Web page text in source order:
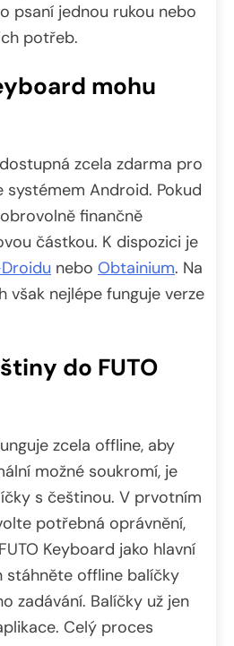
psaní jednou rukou nebo
potřeb.
mohu
zcela zdarma pro
Android. Pokud
finančně
částkou. K dispozici je
nebo Obtainium. Na
však nejlépe funguje verze
do FUTO
zcela offline, aby
možné soukromí, je
s češtinou. V prvotním
potřebná oprávnění,
Keyboard jako hlavní
stáhněte offline balíčky
zadávání. Balíčky už jen
Celý proces